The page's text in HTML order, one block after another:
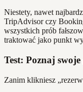
Niestety, nawet
TripAdvisor czy
wszystkich prób
traktować jako punkt
Test: Poznaj
Zanim klikniesz